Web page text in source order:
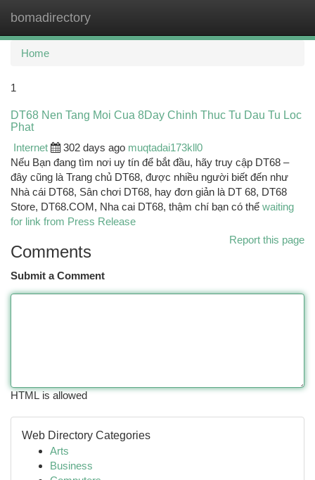
bomadirectory
Home
1
DT68 Nen Tang Moi Cua 8Day Chinh Thuc Tu Dau Tu Loc
Phat
Internet
302 days ago muqtadai173kll0
Nếu Bạn đang tìm nơi uy tín để bắt đầu, hãy truy cập DT68 –
đây cũng là Trang chủ DT68, được nhiều người biết đến như
Nhà cái DT68, Sân chơi DT68, hay đơn giản là DT 68, DT68
Store, DT68.COM, Nha cai DT68, thậm chí bạn có thể waiting
for link from Press Release
Report this page
Comments
Submit a Comment
HTML is allowed
Web Directory Categories
Arts
Business